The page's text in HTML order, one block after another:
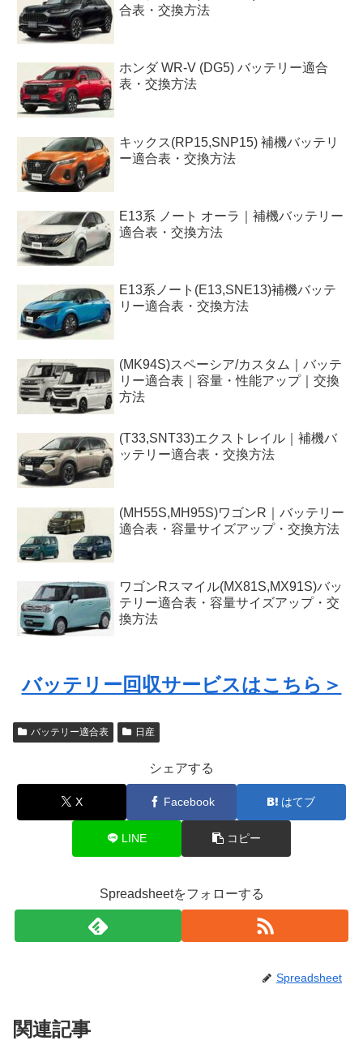
合表・交換方法
ホンダ WR-V (DG5) バッテリー適合
表・交換方法
キックス(RP15,SNP15) 補機バッテリ
ー適合表・交換方法
E13系 ノート オーラ｜補機バッテリー
適合表・交換方法
E13系ノート(E13,SNE13)補機バッテ
リー適合表・交換方法
(MK94S)スペーシア/カスタム｜バッテ
リー適合表｜容量・性能アップ｜交換
方法
(T33,SNT33)エクストレイル｜補機バ
ッテリー適合表・交換方法
(MH55S,MH95S)ワゴンR｜バッテリー
適合表・容量サイズアップ・交換方法
ワゴンRスマイル(MX81S,MX91S)バッ
テリー適合表・容量サイズアップ・交
換方法
バッテリー回収サービスはこちら＞
バッテリー適合表 日産
シェアする
X Facebook はてブ
LINE コピー
Spreadsheetをフォローする
Spreadsheet
関連記事